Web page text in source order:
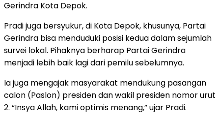
Gerindra Kota Depok.
Pradi juga bersyukur, di Kota Depok, khusunya, Partai
Gerindra bisa menduduki posisi kedua dalam sejumlah
survei lokal. Pihaknya berharap Partai Gerindra
menjadi lebih baik lagi dari pemilu sebelumnya.
Ia juga mengajak masyarakat mendukung pasangan
calon (Paslon) presiden dan wakil presiden nomor urut
2. “Insya Allah, kami optimis menang,” ujar Pradi.